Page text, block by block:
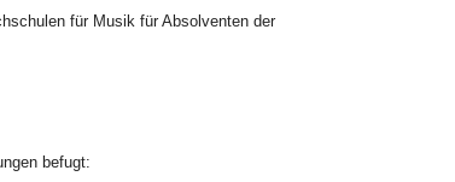
für Musik für Absolventen der
befugt: